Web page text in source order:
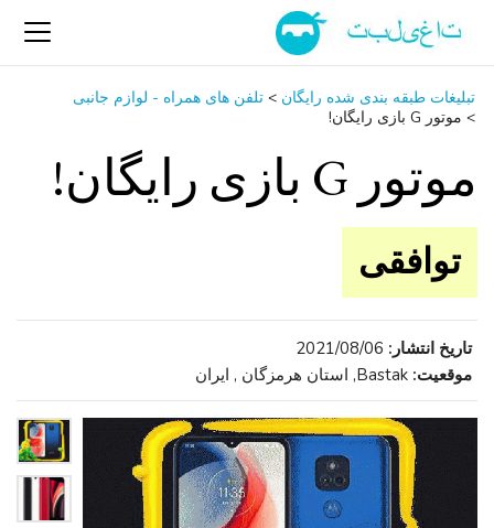
تبلیغات طبقه بندی شده رایگان > تلفن ‌های همراه - لوازم جانبی
> موتور G بازی رایگان!
موتور G بازی رایگان!
توافقی
تاریخ انتشار: 2021/08/06
موقعیت: Bastak, استان هرمزگان , ایران